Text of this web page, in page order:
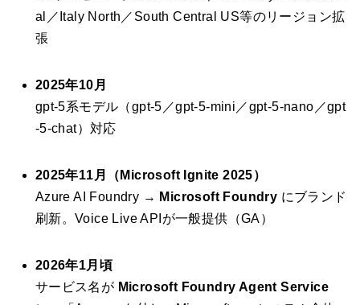
al／Italy North／South Central US等のリージョン拡
張
2025年10月
gpt-5系モデル（gpt-5／gpt-5-mini／gpt-5-nano／gpt
-5-chat）対応
2025年11月（Microsoft Ignite 2025）
Azure AI Foundry → Microsoft Foundry にブランド
刷新。Voice Live APIが一般提供（GA）
2026年1月頃
サービス名が Microsoft Foundry Agent Service